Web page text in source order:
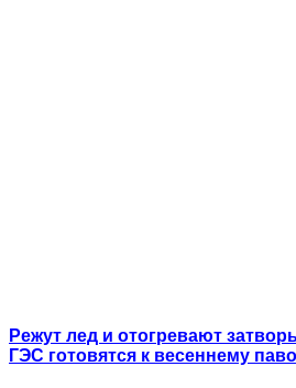
Режут лед и отогревают
ГЭС готовятся к весеннему